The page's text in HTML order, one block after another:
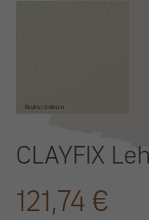
CLAYFIX
121,74 €